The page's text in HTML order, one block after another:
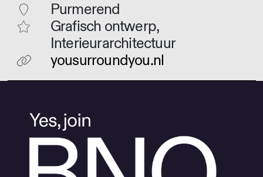
Purmerend
Grafisch ontwerp,
Interieurarchitectuur
yousurroundyou.nl